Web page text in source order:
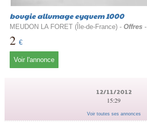
bougie allumage eyquem 1000
MEUDON LA FORET (Île-de-France) - Offres-
2 €
Voir l'annonce
12/11/2012
15:29
Voir toutes ses annonces